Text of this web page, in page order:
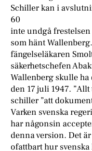
Schiller kan i
60
inte undgå
som hänt
fängelseläkaren
säkerhetschefen
Wallenberg skulle
den 17 juli 1947.
schiller ”att
Varken svenska
har någonsin
denna version. Det
ofattbart hur